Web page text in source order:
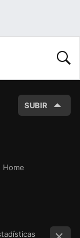
SUBIR
Home